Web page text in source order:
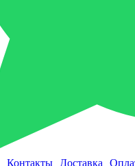
Контакты Доставка